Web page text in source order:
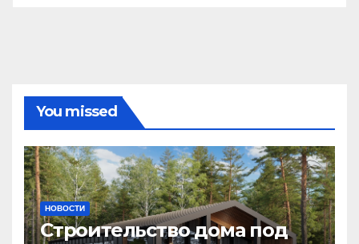
You missed
НОВОСТИ
Строительство дома под